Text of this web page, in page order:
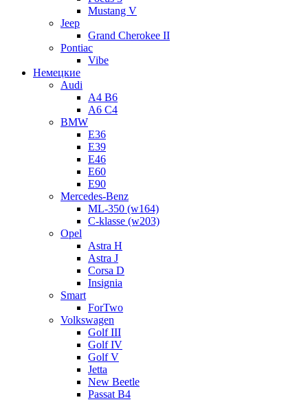
Mustang V
Jeep
Grand Cherokee II
Pontiac
Vibe
Немецкие
Audi
A4 B6
A6 C4
BMW
E36
E39
E46
E60
E90
Mercedes-Benz
ML-350 (w164)
C-klasse (w203)
Opel
Astra H
Astra J
Corsa D
Insignia
Smart
ForTwo
Volkswagen
Golf III
Golf IV
Golf V
Jetta
New Beetle
Passat B4